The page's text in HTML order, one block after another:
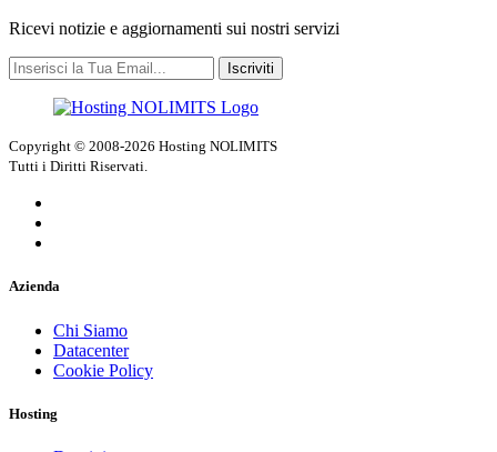
Ricevi notizie e aggiornamenti sui nostri servizi
Iscriviti
Copyright © 2008-2026 Hosting NOLIMITS
Tutti i Diritti Riservati.
Azienda
Chi Siamo
Datacenter
Cookie Policy
Hosting